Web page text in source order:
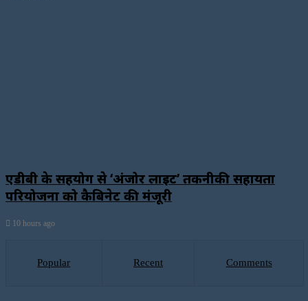
एडीबी के सहयोग से ‘अंजोर लाइट’ तकनीकी सहायता
परियोजना को कैबिनेट की मंजूरी
10 hours ago
Popular Recent Comments